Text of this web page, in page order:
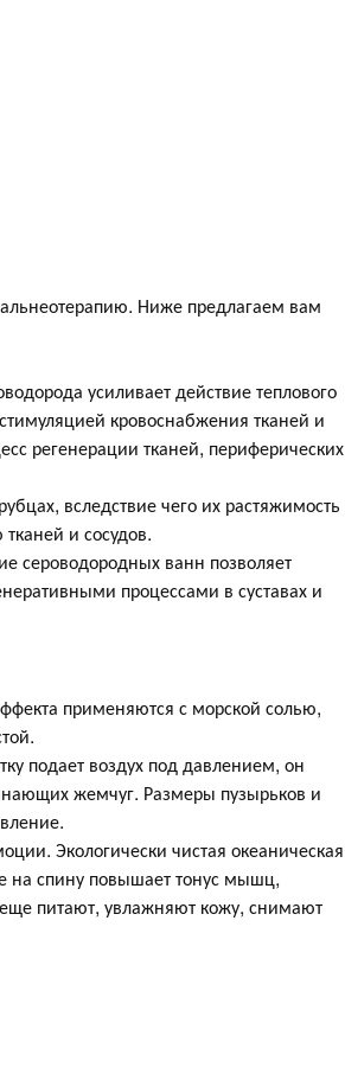
Ниже предлагаем вам
усиливает действие теплового
кровоснабжения тканей и
регенерации тканей, периферических
вследствие чего их растяжимость
и сосудов.
сероводородных ванн позволяет
процессами в суставах и
применяются с морской солью,
подает воздух под давлением, он
жемчуг. Размеры пузырьков и
Экологически чистая океаническая
на спину повышает тонус мышц,
питают, увлажняют кожу, снимают